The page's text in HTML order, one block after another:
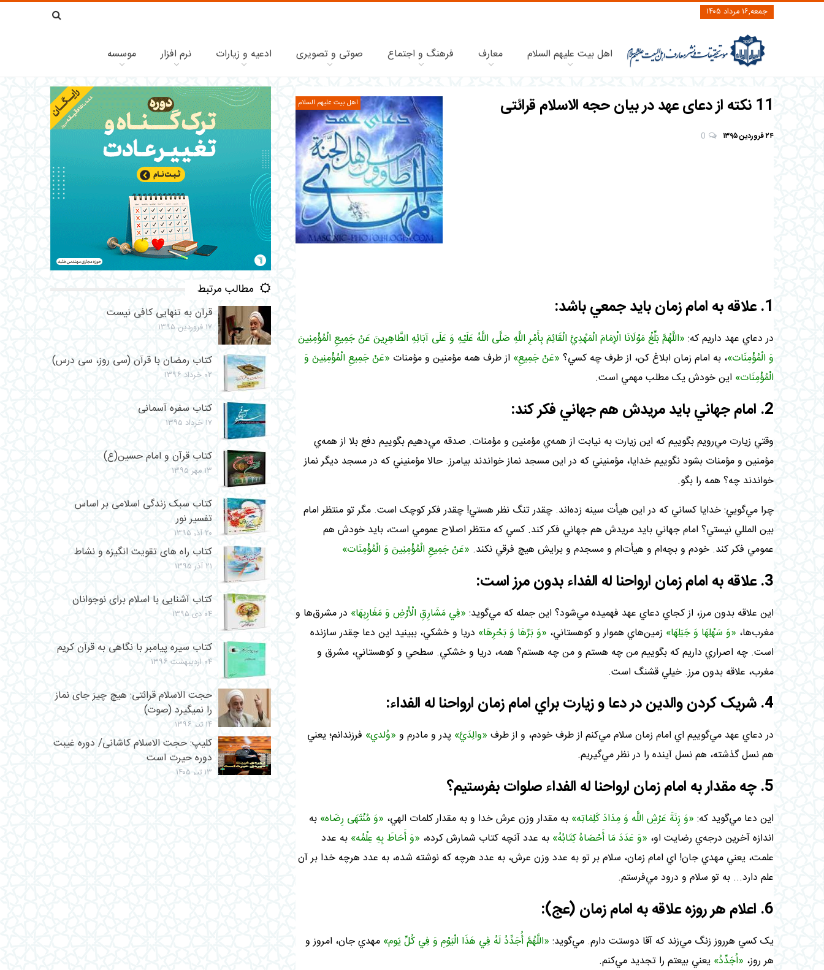
جمعه,۱۶ مرداد ۱۴۰۵
اهل بیت علیهم السلام معارف فرهنگ و اجتماع صوتی و تصویری ادعیه و زیارات نرم افزار موسسه
11 نکته از دعای عهد در بیان حجه الاسلام قرائتی
۲۴ فروردین ۱۳۹۵ 0
اهل بیت علیهم السلام
1. علاقه به امام زمان بايد جمعي باشد :
در دعاي عهد داريم که: «اللَّهُمَّ بَلِّغْ مَوْلَانَا الْإِمَامَ الْمَهْدِيَّ الْقَائِمَ بِأَمْرِ اللَّهِ صَلَّى اللَّهُ عَلَيْهِ وَ عَلَى آبَائِهِ الطَّاهِرِينَ عَنْ جَمِيعِ الْمُؤْمِنِينَ
وَ الْمُؤْمِنَات‏»، به امام زمان ابلاغ کن، از طرف چه كسي؟ «عَنْ جَمِيعِ» از طرف همه‌ مؤمنين و مؤمنات «عَنْ جَمِيعِ الْمُؤْمِنِينَ وَ
الْمُؤْمِنَات‏» اين خودش يک مطلب مهمي است.
2. امام جهاني بايد مريدش هم جهاني فکر کند:
وقتي زيارت مي‌رويم بگوييم که اين زيارت به نيابت از همه‌ي مؤمنين و مؤمنات. صدقه مي‌دهيم بگوييم دفع بلا از همه‌ي
مؤمنين و مؤمنات بشود نگوييم خدايا، مؤمنيني که در اين مسجد نماز خواندند بيامرز. حالا مؤمنيني که در مسجد ديگر نماز
خواندند چه؟ همه را بگو.
چرا مي‌گويي: خدايا کساني که در اين هيأت سينه زده‌اند. چقدر تنگ نظر هستي! چقدر فکر کوچک است. مگر تو منتظر امام
بين المللي نيستي؟ امام جهاني بايد مريدش هم جهاني فکر کند. کسي که منتظر اصلاح عمومي است، بايد خودش هم
عمومي فکر کند. خودم و بچه‌ام و هيأت‌ام و مسجدم و برايش هيچ فرقي نکند. «عَنْ جَمِيعِ الْمُؤْمِنِينَ وَ الْمُؤْمِنَات»
3. علاقه‌ به امام زمان ارواحنا له الفداء بدون مرز است:
اين علاقه بدون مرز، از کجاي دعاي عهد فهميده مي‌شود؟ اين جمله كه مي‌گويد: «فِي مَشَارِقِ الْأَرْضِ وَ مَغَارِبِهَا» در مشرق‌ها و
مغرب‌ها، «وَ سَهْلِهَا وَ جَبَلِهَا» زمين‌هاي هموار و کوهستاني، «وَ بَرِّهَا وَ بَحْرِهَا» دريا و خشکي، ببينيد اين دعا چقدر سازنده
است. چه اصراري داريم که بگوييم من چه هستم و من چه هستم؟ همه، دريا و خشکي. سطحي و کوهستاني، مشرق و
مغرب، علاقه بدون مرز. خيلي قشنگ است.
4. شريک کردن والدين در دعا و زيارت براي امام زمان ارواحنا له الفداء:
در دعاي عهد مي‌گوييم اي امام زمان سلام مي‌کنم از طرف خودم، و از طرف «والِدَيَّ» پدر و مادرم و «وُلدي» فرزندانم؛ يعني
هم نسل گذشته، هم نسل آينده را در نظر مي‌گيريم.
5. چه مقدار به امام زمان ارواحنا له الفداء صلوات بفرستيم؟
اين دعا مي‌گويد که: «وَ زِنَةَ عَرْشِ اللَّه‏ وَ مِدَادَ کَلِمَاتِه‏» به مقدار وزن عرش خدا و به مقدار کلمات الهي، «وَ مُنْتَهَى رِضَاه‏» به
اندازه آخرين درجه‌ي رضايت او، «وَ عَدَدَ مَا أَحْصَاهُ کِتَابُهُ» ‏به عدد آنچه کتاب شمارش کرده، «وَ أَحَاطَ بِهِ عِلْمُه» به عدد
علمت، يعني مهدي جان! اي امام زمان، سلام بر تو به عدد وزن عرش، به عدد هرچه که نوشته شده، به عدد هرچه خدا بر آن
علم دارد... به تو سلام و درود مي‌فرستم.
6. اعلام هر روزه علاقه به امام زمان (عج):
يک کسي هرروز زنگ مي‌زند که آقا دوستت دارم. مي‌گويد: «اللَّهُمَّ أُجَدِّدُ لَهُ فِي هَذَا الْيَوْمِ وَ فِي کُلِّ يَوم» مهدي جان، امروز و
هر روز، «اُجَدِّدُ» يعني بيعتم را تجديد مي‌کنم.
مطالب مرتبط
قرآن به تنهایی كافى نيست
۱۷ فروردین ۱۳۹۵
کتاب رمضان با قرآن (سی روز، سی درس)
۰۲ خرداد ۱۳۹۶
کتاب سفره آسمانی
۱۷ خرداد ۱۳۹۵
کتاب قرآن و امام حسین(ع)
۱۳ مهر ۱۳۹۵
کتاب سبک زندگی اسلامی بر اساس
تفسیر نور
۲۰ آذر ۱۳۹۵
کتاب راه های تقویت انگیزه و نشاط
۲۱ آذر ۱۳۹۵
کتاب آشنایی با اسلام برای نوجوانان
۰۴ دی ۱۳۹۵
کتاب سیره پیامبر با نگاهی به قرآن كریم
۰۴ اردیبهشت ۱۳۹۶
حجت الاسلام قرائتی: هیچ چیز جای نماز
را نمیگیرد (صوت)
۱۴ تیر ۱۳۹۶
کلیپ: حجت الاسلام کاشانی/ دوره غیبت
دوره حیرت است
۱۳ تیر ۱۴۰۵